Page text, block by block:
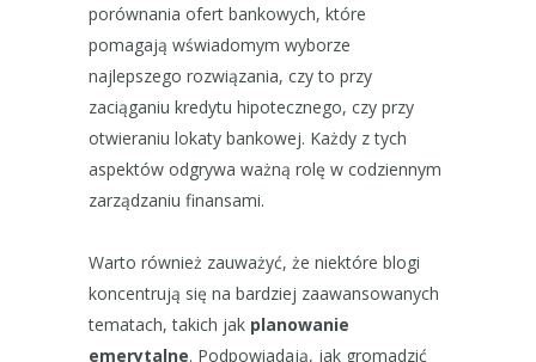
porównania ofert bankowych, które
pomagają wświadomym wyborze
najlepszego rozwiązania, czy to przy
zaciąganiu kredytu hipotecznego, czy przy
otwieraniu lokaty bankowej. Każdy z tych
aspektów odgrywa ważną rolę w codziennym
zarządzaniu finansami.
Warto również zauważyć, że niektóre blogi
koncentrują się na bardziej zaawansowanych
tematach, takich jak planowanie
emerytalne. Podpowiadają, jak gromadzić